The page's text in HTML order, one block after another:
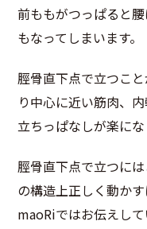
前ももがつっぱると
もなってしまいます。
脛骨直下点で立つこ
り中心に近い筋肉、
立ちっぱなしが楽にな
脛骨直下点で立つに
の構造上正しく動か
maoRiではお伝えして